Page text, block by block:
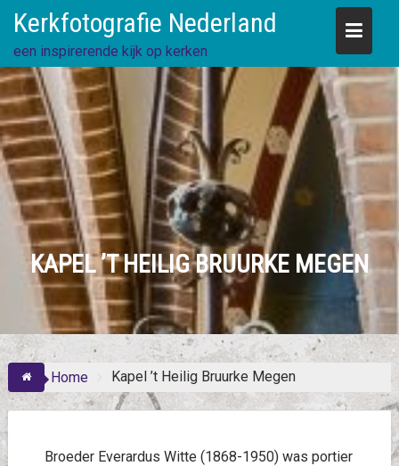
content
Kerkfotografie Nederland
een inspirerende kijk op kerken
KAPEL ’T HEILIG BRUURKE MEGEN
Home Kapel ’t Heilig Bruurke Megen
Broeder Everardus Witte (1868-1950) was portier